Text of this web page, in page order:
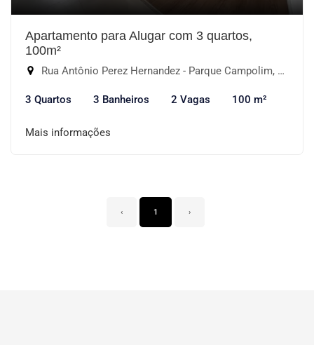
Apartamento para Alugar com 3 quartos,
100m²
Rua Antônio Perez Hernandez - Parque Campolim, Sorocaba-SP
3 Quartos 3 Banheiros 2 Vagas 100 m²
Mais informações
‹ 1 ›